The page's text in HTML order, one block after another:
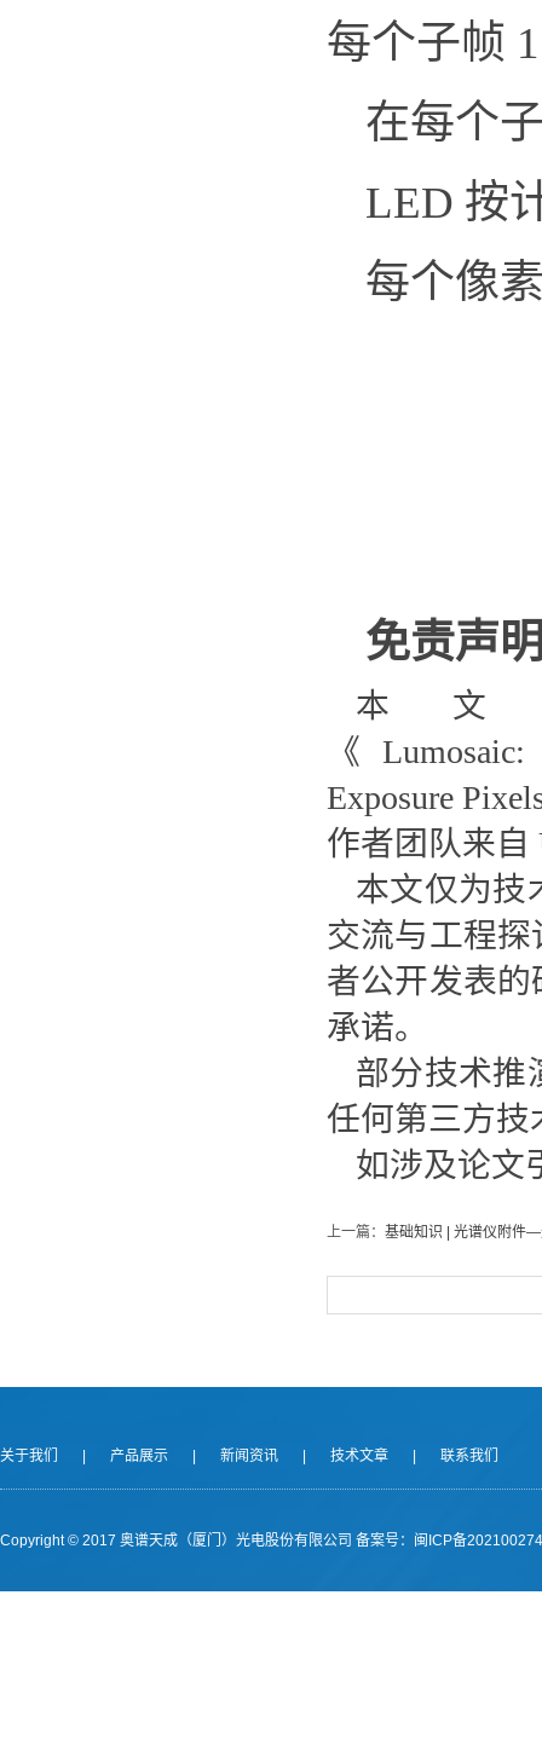
每个子帧
在每个
LED 按
每个像
免责声
本
《
Exposure
作者团队来自
本文仅为技
交流与工程
者公开发表
承诺。
部分技术推
任何第三方技
如涉及论文
上一篇： 基础知识 | 光谱仪附件
关于我们 产品展示 新闻资讯 技术文章 联系我们
Copyright © 2017 奥谱天成（厦门）光电股份有限公司 备案号：闽ICP备